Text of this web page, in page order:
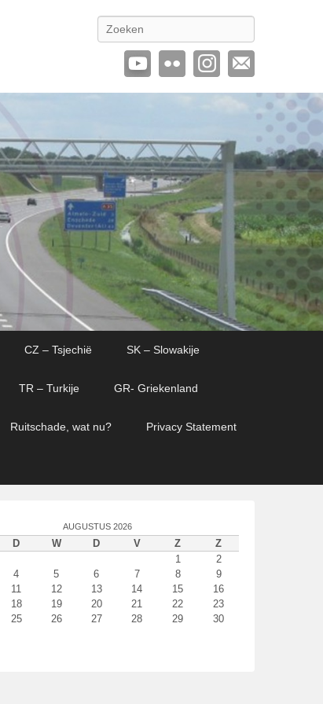
Zoeken
CZ – Tsjechië SK – Slowakije
TR – Turkije GR- Griekenland
Ruitschade, wat nu? Privacy Statement
AUGUSTUS 2026
D W D V Z
Z
1
2
4 5 6 7 8
9
11 12 13 14 15
16
18 19 20 21 22
23
25 26 27 28 29
30